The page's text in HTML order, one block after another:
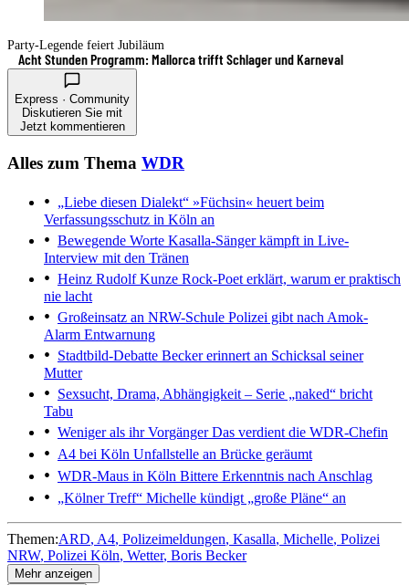
Party-Legende feiert Jubiläum
Acht Stunden Programm: Mallorca trifft Schlager und Karneval
Express · Community
Diskutieren Sie mit
Jetzt kommentieren
Alles zum Thema WDR
„Liebe diesen Dialekt“ »Füchsin« heuert beim
Verfassungsschutz in Köln an
Bewegende Worte Kasalla-Sänger kämpft in Live-
Interview mit den Tränen
Heinz Rudolf Kunze Rock-Poet erklärt, warum er praktisch
nie lacht
Großeinsatz an NRW-Schule Polizei gibt nach Amok-
Alarm Entwarnung
Stadtbild-Debatte Becker erinnert an Schicksal seiner
Mutter
Sexsucht, Drama, Abhängigkeit – Serie „naked“ bricht
Tabu
Weniger als ihr VorgängerDas verdient die WDR-Chefin
A4 bei Köln Unfallstelle an Brücke geräumt
WDR-Maus in Köln Bittere Erkenntnis nach Anschlag
„Kölner Treff“ Michelle kündigt „große Pläne“ an
Themen:ARD A4 Polizeimeldungen Kasalla Michelle Polizei
NRW Polizei Köln Wetter Boris Becker
Mehr anzeigen